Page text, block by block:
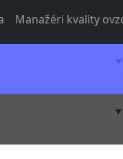
Manažéri kvality